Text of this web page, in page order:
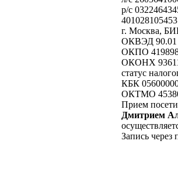
р/с
г. Москва,
ОКВЭД 90.01
ОКПО
ОКОНХ
статус
КБК
ОКТМО
Прием
Дмитрием
Запись